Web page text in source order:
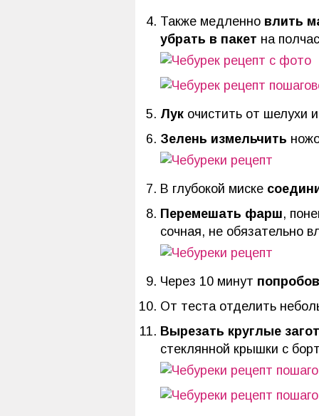
Также медленно влить
убрать в пакет на
Лук очистить от шелухи
Зелень измельчить
В глубокой миске
Перемешать фарш,
сочная, не обязательно
Через 10 минут
От теста отделить
Вырезать круглые
стеклянной крышки с